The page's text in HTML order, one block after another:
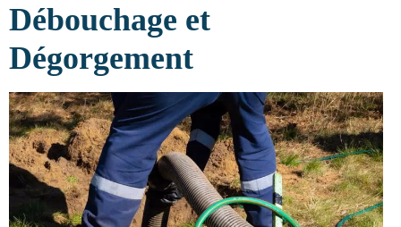
Débouchage et
Dégorgement